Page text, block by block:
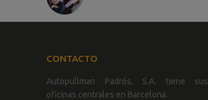
CONTACTO
Autopullman Padrós, S.A. tiene sus
oficinas centrales en Barcelona.